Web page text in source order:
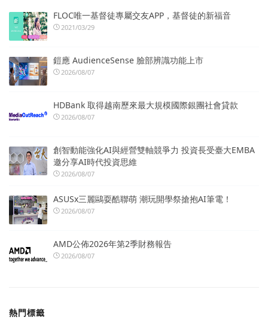
FLOC唯一基督徒專屬交友APP，基督徒的新福音
2021/03/29
鎧應 AudienceSense 臉部辨識功能上市
2026/08/07
HDBank 取得越南歷來最大規模國際銀團社會貸款
2026/08/07
創智動能強化AI與經營雙軸競爭力 投資長受臺大EMBA
邀分享AI時代投資思維
2026/08/07
ASUSx三麗鷗耍酷聯萌 潮玩開學祭搶抱AI筆電！
2026/08/07
AMD公佈2026年第2季財務報告
2026/08/07
熱門標籤